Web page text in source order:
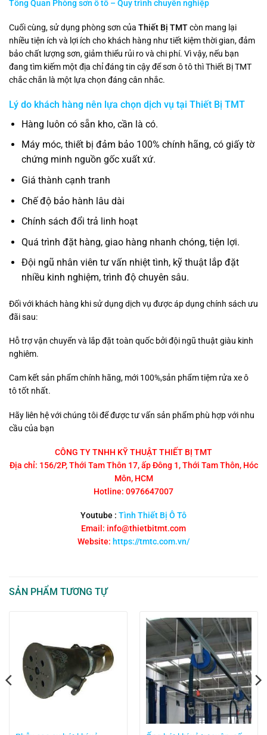
Tổng Quan Phòng sơn ô tô – Quy trình chuyên nghiệp
Cuối cùng, sử dụng phòng sơn của Thiết Bị TMTcòn mang lại
nhiều tiện ích và lợi ích cho khách hàng như tiết kiệm thời gian, đảm
bảo chất lượng sơn, giảm thiểu rủi ro và chi phí. Vì vậy, nếu bạn
đang tìm kiếm một địa chỉ đáng tin cậy để sơn ô tô thì Thiết Bị TMT
chắc chắn là một lựa chọn đáng cân nhắc.
Lý do khách hàng nên lựa chọn dịch vụ tại Thiết Bị TMT
Hàng luôn có sẵn kho, cần là có.
Máy móc, thiết bị đảm bảo 100% chính hãng, có giấy tờ
chứng minh nguồn gốc xuất xứ.
Giá thành cạnh tranh
Chế độ bảo hành lâu dài
Chính sách đổi trả linh hoạt
Quá trình đặt hàng, giao hàng nhanh chóng, tiện lợi.
Đội ngũ nhân viên tư vấn nhiệt tình, kỹ thuật lắp đặt
nhiều kinh nghiệm, trình độ chuyên sâu.
Đối với khách hàng khi sử dụng dịch vụ được áp dụng chính sách ưu
đãi sau:
Hỗ trợ vận chuyển và lắp đặt toàn quốc bởi đội ngũ thuật giàu kinh
nghiêm.
Cam kết sản phẩm chính hãng, mới 100%,sản phẩm tiệm rửa xe ô
tô tốt nhất.
Hãy liên hệ với chúng tôi để được tư vấn sản phẩm phù hợp với nhu
cầu của bạn
CÔNG TY TNHH KỸ THUẬT THIẾT BỊ TMT
Địa chỉ: 156/2P, Thới Tam Thôn 17, ấp Đông 1, Thới Tam Thôn, Hóc
Môn, HCM
Hotline: 0976647007
Youtube : Tình Thiết Bị Ô Tô
Email: info@thietbitmt.com
Website: https://tmtc.com.vn/
SẢN PHẨM TƯƠNG TỰ